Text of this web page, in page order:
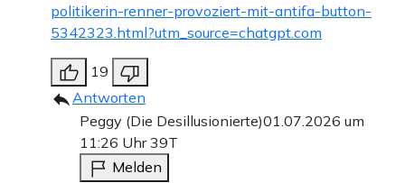
politikerin-renner-provoziert-mit-antifa-button-
5342323.html?utm_source=chatgpt.com
19
Antworten
Peggy (Die Desillusionierte)01.07.2026 um
11:26 Uhr39T
Melden